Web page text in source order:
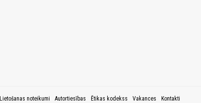
Lietošanas noteikumi Autortiesības Ētikas kodekss Vakances Kontakti